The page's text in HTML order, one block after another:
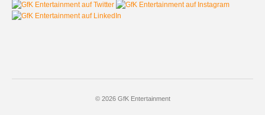
© 2026 GfK Entertainment